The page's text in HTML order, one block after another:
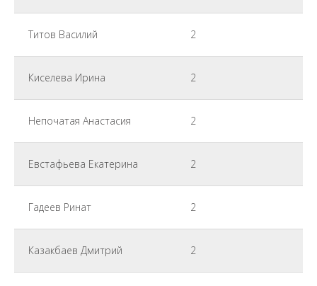
Титов Василий 2
Киселева Ирина 2
Непочатая Анастасия 2
Евстафьева Екатерина 2
Гадеев Ринат 2
Казакбаев Дмитрий 2